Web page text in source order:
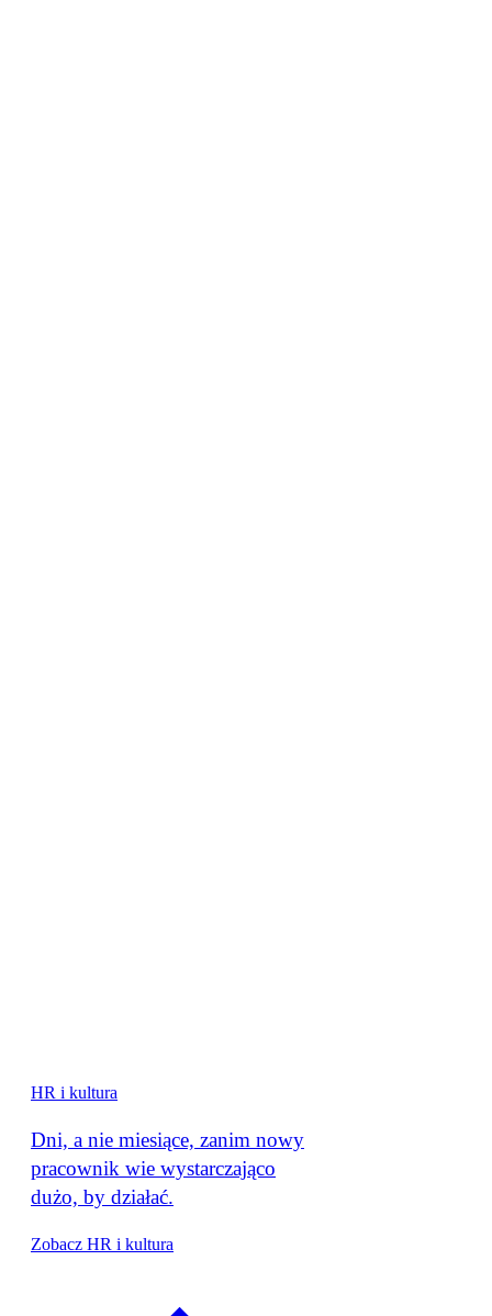
HR i kultura
Dni, a nie miesiące, zanim nowy
pracownik wie wystarczająco
dużo, by działać.
Zobacz HR i kultura